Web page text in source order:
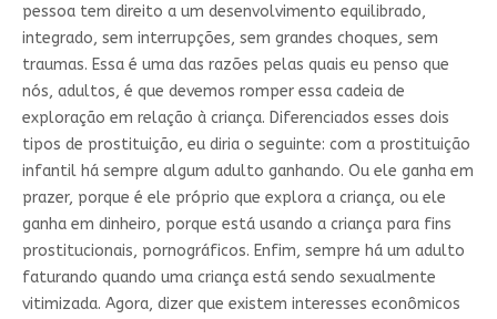
pessoa tem direito a um desenvolvimento equilibrado,
integrado, sem interrupções, sem grandes choques, sem
traumas. Essa é uma das razões pelas quais eu penso que
nós, adultos, é que devemos romper essa cadeia de
exploração em relação à criança. Diferenciados esses dois
tipos de prostituição, eu diria o seguinte: com a prostituição
infantil há sempre algum adulto ganhando. Ou ele ganha em
prazer, porque é ele próprio que explora a criança, ou ele
ganha em dinheiro, porque está usando a criança para fins
prostitucionais, pornográficos. Enfim, sempre há um adulto
faturando quando uma criança está sendo sexualmente
vitimizada. Agora, dizer que existem interesses econômicos